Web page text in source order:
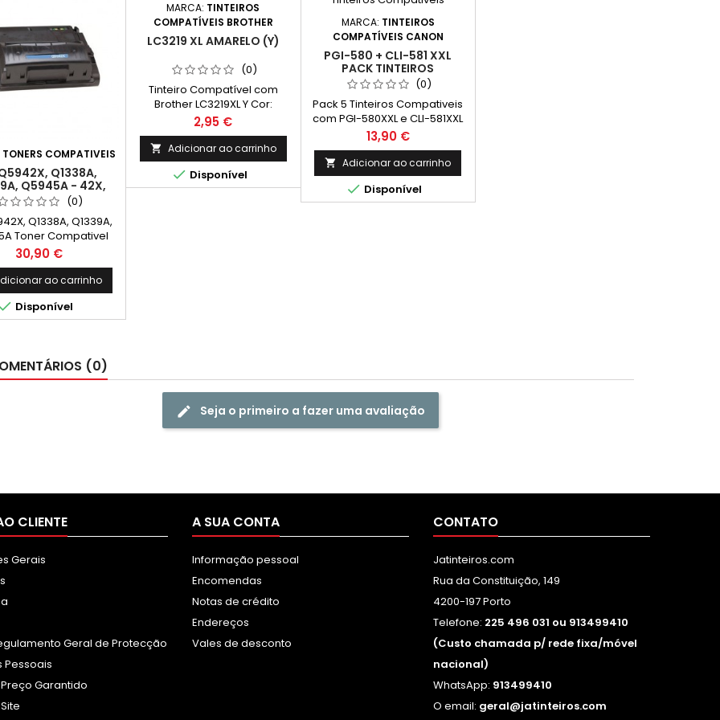
TONERS COMPATIVEIS
Q1338A,
Q5945A - 42X,
39A, 45A TONER
PRETO
(0)
Q1338A, Q1339A,
Toner Compativel
HP Nº 42X, 38A, 39A,
20.000 Pág.
Preço
30,90 €
ao carrinho
 Disponível
MARCA: TINTEIROS
COMPATÍVEIS BROTHER
LC3219 XL AMARELO (Y)
(0)
Tinteiro Compatível com
Brother LC3219XL Y Cor:
Amarelo Capacidade: 18ml
Preço
2,95 €
 Adicionar ao carrinho
 Disponível
MARCA: TINTEIROS
COMPATÍVEIS CANON
PGI-580 + CLI-581 XXL
PACK TINTEIROS
COMPATIVEIS
(0)
Pack 5 Tinteiros Compativeis
com PGI-580XXL e CLI-581XXL
Cor: Preto, Preto Foto, Ciano,
Magenta, Amarelo
Preço
13,90 €
 Adicionar ao carrinho
 Disponível
(0)
Seja o primeiro a fazer uma avaliação
CLIENTE
Gerais
Geral de Protecção
Pessoais
Garantido
A SUA CONTA
Informação pessoal
Encomendas
Notas de crédito
Endereços
Vales de desconto
CONTATO
Jatinteiros.com
Rua da Constituição, 149
4200-197 Porto
Telefone: 225 496 031 ou 913499410
(Custo chamada p/ rede fixa/móvel
nacional)
WhatsApp: 913499410
O email: geral@jatinteiros.com